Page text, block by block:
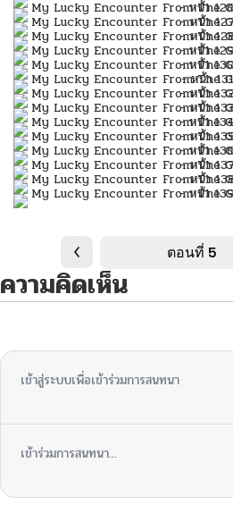
ตอนที่ 5
ความคิดเห็น
เข้าสู่ระบบเพื่อเข้าร่วมการสนทนา
เข้าร่วมการสนทนา...